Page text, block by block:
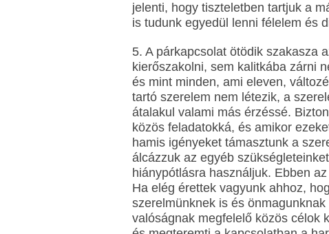
jelenti, hogy tiszteletben tartjuk a
is tudunk egyedül lenni félelem és
5. A párkapcsolat ötödik szakasza
kierőszakolni, sem kalitkába zárni
és mint minden, ami eleven,
tartó szerelem nem létezik, a
átalakul valami más érzéssé.
közös feladatokká, és amikor
hamis igényeket támasztunk a
álcázzuk az egyéb
hiánypótlásra használjuk. Ebben
Ha elég érettek vagyunk ahhoz,
szerelmünknek is és
valóságnak megfelelő közös célok